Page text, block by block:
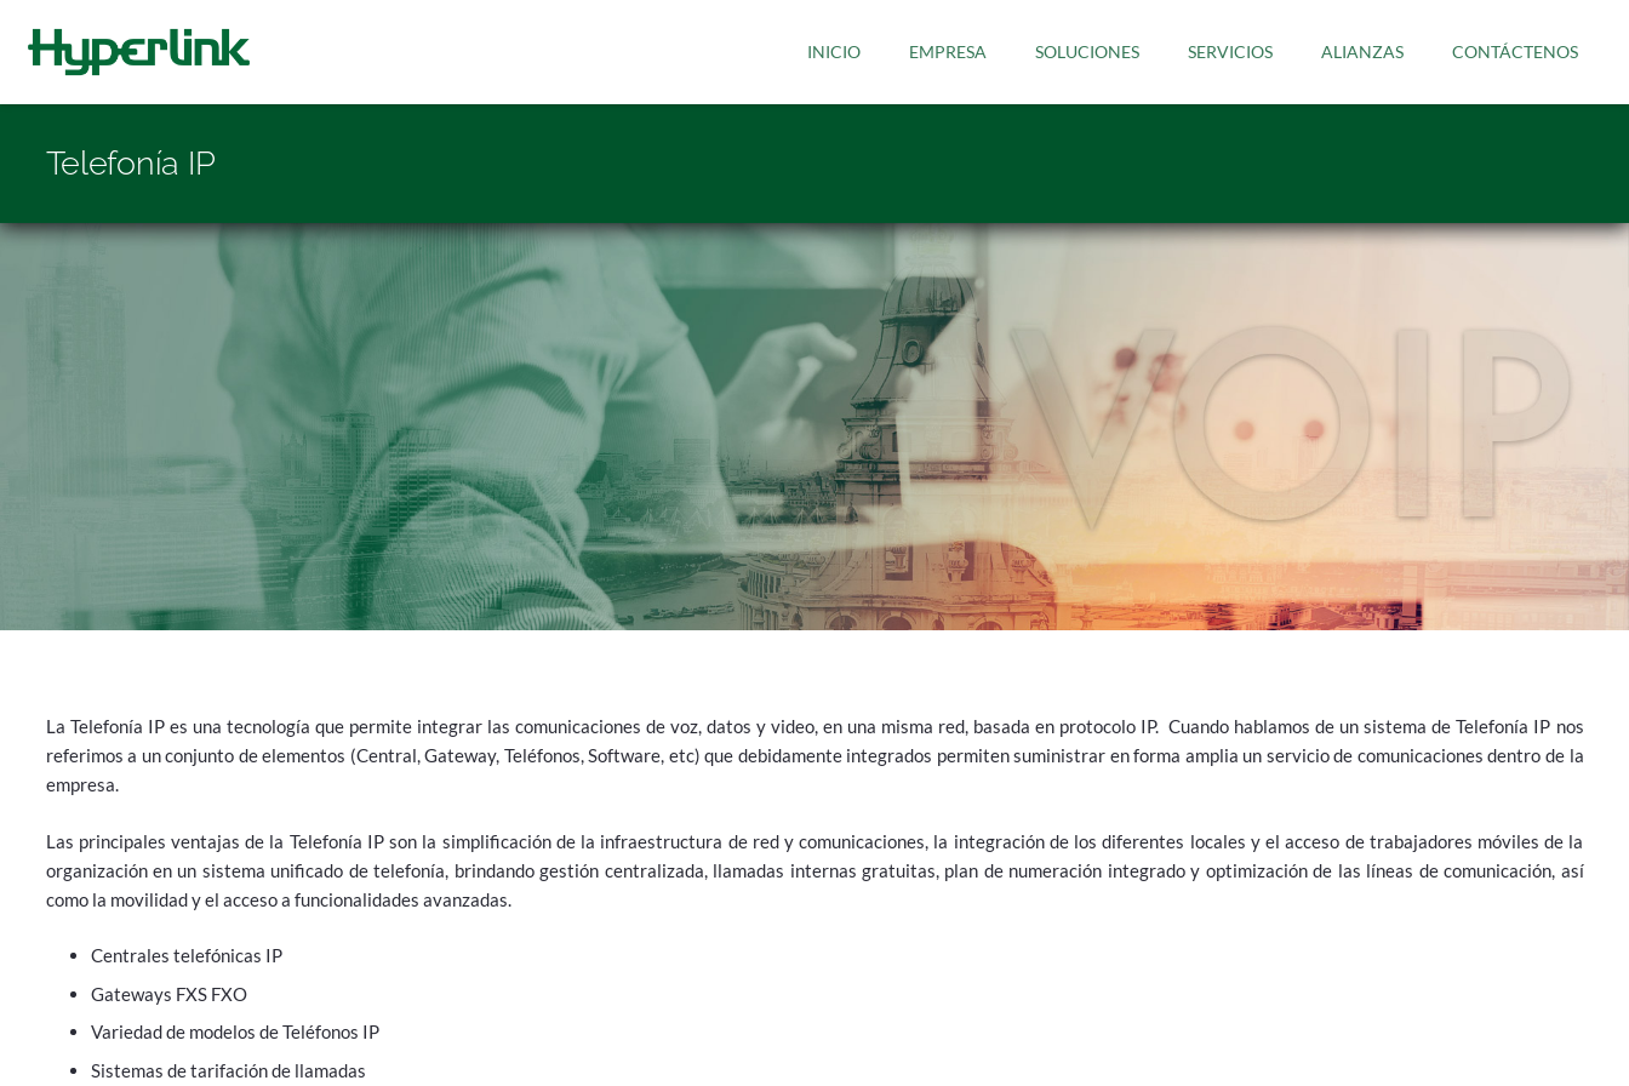
INICIO EMPRESA SOLUCIONES SERVICIOS ALIANZAS CONTÁCTENOS
Telefonía IP
La Telefonía IP es una tecnología que permite integrar las comunicaciones de voz, datos y video, en una misma red, basada en protocolo IP. Cuando hablamos de un sistema de Telefonía IP nos
referimos a un conjunto de elementos (Central, Gateway, Teléfonos, Software, etc) que debidamente integrados permiten suministrar en forma amplia un servicio de comunicaciones dentro de la
empresa.
Las principales ventajas de la Telefonía IP son la simplificación de la infraestructura de red y comunicaciones, la integración de los diferentes locales y el acceso de trabajadores móviles de la
organización en un sistema unificado de telefonía, brindando gestión centralizada, llamadas internas gratuitas, plan de numeración integrado y optimización de las líneas de comunicación, así
como la movilidad y el acceso a funcionalidades avanzadas.
Centrales telefónicas IP
Gateways FXS FXO
Variedad de modelos de Teléfonos IP
Sistemas de tarifación de llamadas